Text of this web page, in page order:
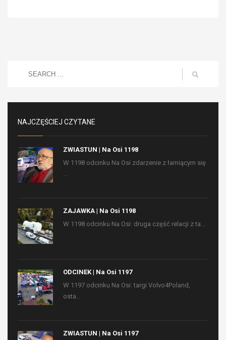
NAJCZĘŚCIEJ CZYTANE
ZWIASTUN | Na Osi 1198
W 1198 odcinku Na Osi zdarzenie z łamiącym się
...
ZAJAWKA | Na Osi 1198
W 1198 odcinku Na Osi: druga część relacji z ta...
ODCINEK | Na Osi 1197
W 1197 odcinku Na Osi: targi Volvo4Poland,
osta...
ZWIASTUN | Na Osi 1197